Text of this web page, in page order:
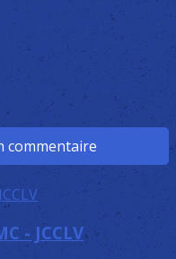
commentaire
- JCCLV